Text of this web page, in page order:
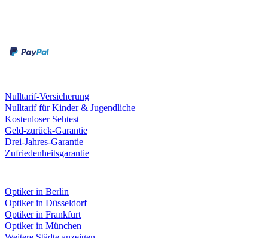
Nulltarif-Versicherung
Nulltarif für Kinder & Jugendliche
Kostenloser Sehtest
Geld-zurück-Garantie
Drei-Jahres-Garantie
Zufriedenheitsgarantie
Optiker in Berlin
Optiker in Düsseldorf
Optiker in Frankfurt
Optiker in München